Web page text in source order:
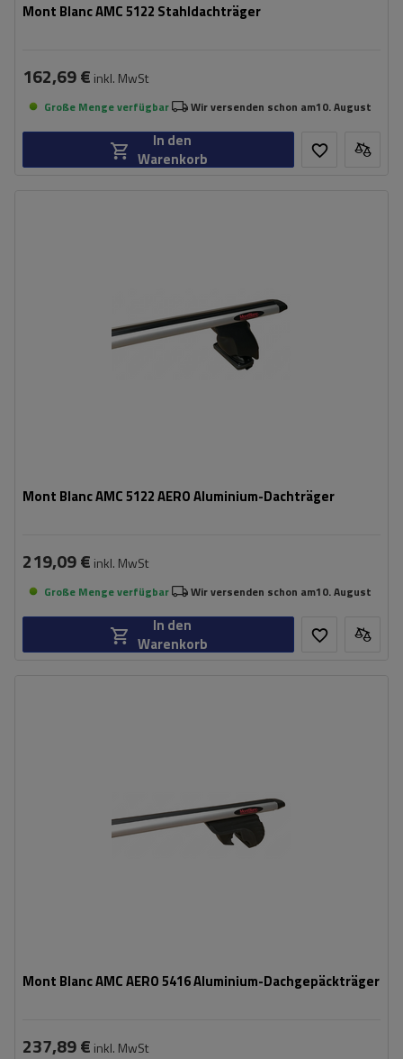
Mont Blanc AMC 5122 Stahldachträger
162,69 € inkl. MwSt
Große Menge verfügbar Wir versenden schon am10. August
In den
Warenkorb
Mont Blanc AMC 5122 AERO Aluminium-Dachträger
219,09 € inkl. MwSt
Große Menge verfügbar Wir versenden schon am10. August
In den
Warenkorb
Mont Blanc AMC AERO 5416 Aluminium-Dachgepäckträger
237,89 € inkl. MwSt